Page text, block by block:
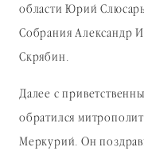
области Юрий
Собрания Александр
Скрябин.
Далее с
обратился
Меркурий. Он